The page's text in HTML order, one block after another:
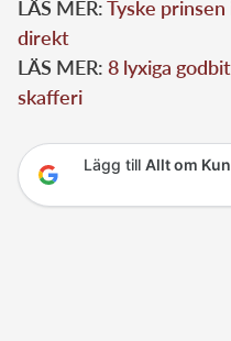
LÄS MER:Tyske
direkt
LÄS MER: 8 lyxiga
skafferi
Lägg till Allt om